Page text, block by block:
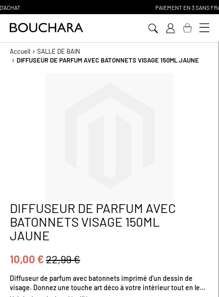
Accueil
SALLE DE BAIN
DIFFUSEUR DE PARFUM AVEC BATONNETS VISAGE 150ML JAUNE
Passer
au
début
de
la
d’images
DIFFUSEUR DE PARFUM AVEC
BATONNETS VISAGE 150ML
JAUNE
10,00 €22,99 €
Diffuseur de parfum avec batonnets imprimé d'un dessin de
visage. Donnez une touche art déco à votre intérieur tout en le